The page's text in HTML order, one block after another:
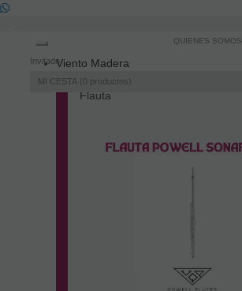
Invitado
MI CESTA 0 productos
QUIENES SOMOS
navigation
Viento Madera
Flauta